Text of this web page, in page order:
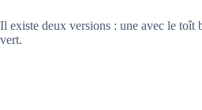
Il existe deux versions : une avec le toît
vert.